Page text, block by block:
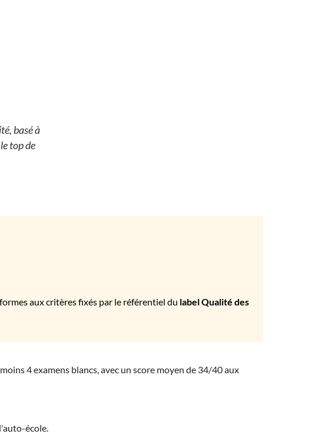
basé à
top de
aux critères fixés par le référentiel du label Qualité des
4 examens blancs, avec un score moyen de 34/40 aux
école.